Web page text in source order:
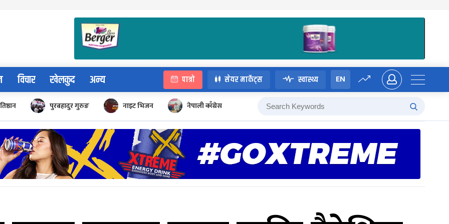
विचार खेलकुद अन्य पात्रो सेयर मार्केट्स स्वास्थ्य EN
पुरबहादुर गुरुङ नाइट भिजन नेपाली काँग्रेस